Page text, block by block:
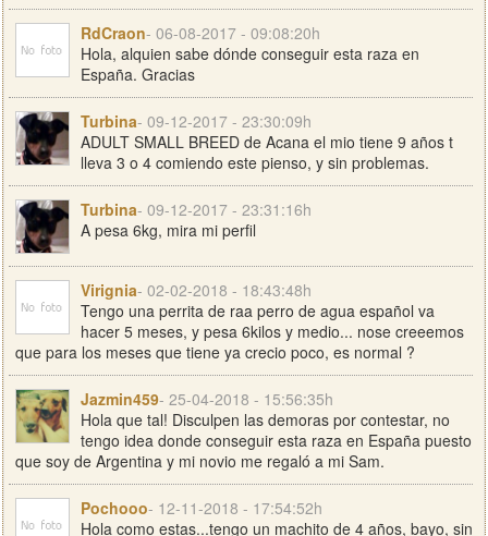
RdCraon- 06-08-2017 - 09:08:20h
Hola, alquien sabe dónde conseguir esta raza en
España. Gracias
Turbina- 09-12-2017 - 23:30:09h
ADULT SMALL BREED de Acana el mio tiene 9 años t
lleva 3 o 4 comiendo este pienso, y sin problemas.
Turbina- 09-12-2017 - 23:31:16h
A pesa 6kg, mira mi perfil
Virignia- 02-02-2018 - 18:43:48h
Tengo una perrita de raa perro de agua español va
hacer 5 meses, y pesa 6kilos y medio... nose creeemos
que para los meses que tiene ya crecio poco, es normal ?
Jazmin459- 25-04-2018 - 15:56:35h
Hola que tal! Disculpen las demoras por contestar, no
tengo idea donde conseguir esta raza en España puesto
que soy de Argentina y mi novio me regaló a mi Sam.
Pochooo- 12-11-2018 - 17:54:52h
Hola como estas...tengo un machito de 4 años, bayo, sin